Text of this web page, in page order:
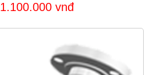
1.100.000 vnđ